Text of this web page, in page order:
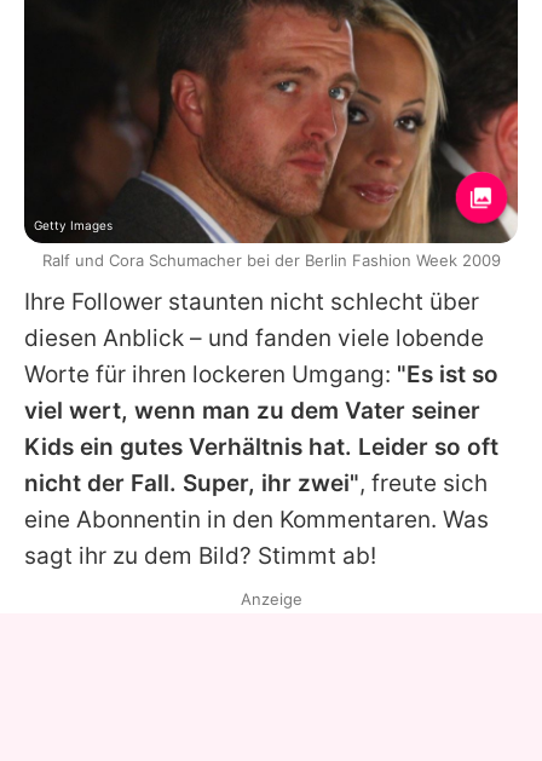
Ihre Follower staunten nicht schlecht über
diesen Anblick – und fanden viele lobende
Worte für ihren lockeren Umgang: "Es ist so
viel wert, wenn man zu dem Vater seiner
Kids ein gutes Verhältnis hat. Leider so oft
nicht der Fall. Super, ihr zwei", freute sich
eine Abonnentin in den Kommentaren. Was
sagt ihr zu dem Bild? Stimmt ab!
Getty Images
Ralf und Cora Schumacher bei der Berlin Fashion Week 2009
Anzeige